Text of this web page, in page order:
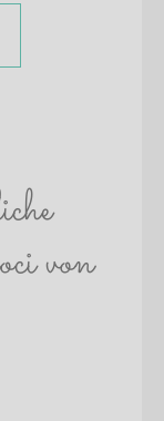
von